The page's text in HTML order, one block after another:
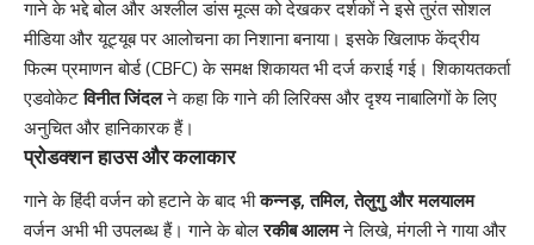
गाने के भद्दे बोल और अश्लील डांस मूव्स को देखकर दर्शकों ने इसे तुरंत सोशल
मीडिया और यूट्यूब पर आलोचना का निशाना बनाया। इसके खिलाफ केंद्रीय
फिल्म प्रमाणन बोर्ड (CBFC) के समक्ष शिकायत भी दर्ज कराई गई। शिकायतकर्ता
एडवोकेटविनीत जिंदलने कहा कि गाने की लिरिक्स और दृश्य नाबालिगों के लिए
अनुचित और हानिकारक हैं।
प्रोडक्शन हाउस और कलाकार
गाने के हिंदी वर्जन को हटाने के बाद भीकन्नड़, तमिल, तेलुगु और मलयालम
वर्जन अभी भी उपलब्ध हैं। गाने के बोलरकीब आलमने लिखे, मंगली ने गाया और